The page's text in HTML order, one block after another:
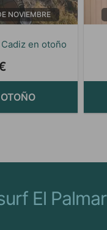
en otoño
NOVIEMBRE
El Palmar